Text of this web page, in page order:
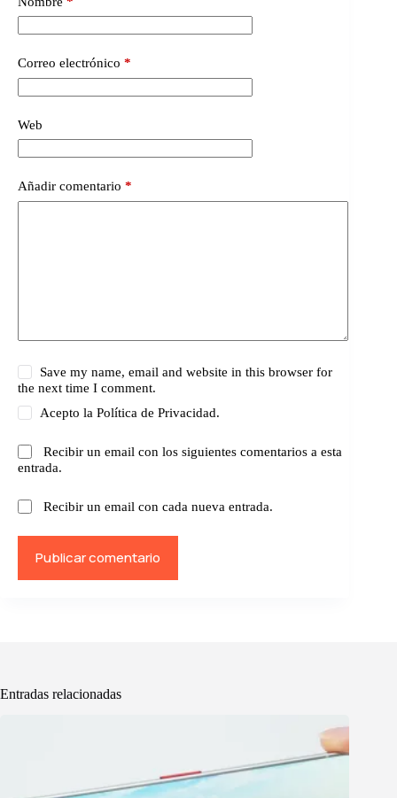
Correo electrónico *
Web
Añadir comentario *
Save my name, email and website in this browser for
the next time I comment.
Acepto laPolítica de Privacidad.
Recibir un email con los siguientes comentarios a esta
entrada.
Recibir un email con cada nueva entrada.
Publicar comentario
Entradas relacionadas